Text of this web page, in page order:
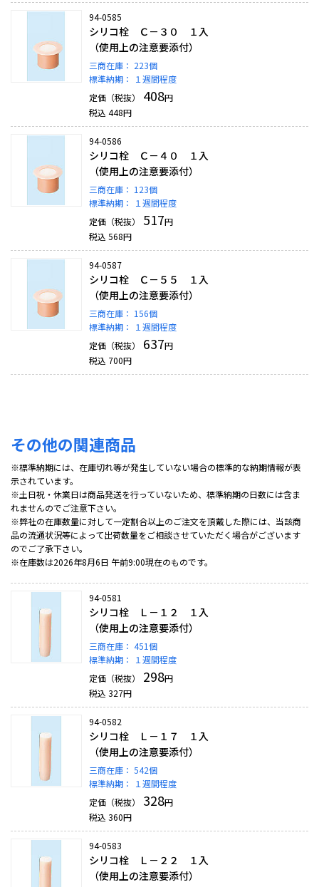
94-0585
シリコ栓 Ｃ－３０ １入
（使用上の注意要添付）
三商在庫： 223個
標準納期：
１週間程度
定価（税抜）
408円
税込 448円
94-0586
シリコ栓 Ｃ－４０ １入
（使用上の注意要添付）
三商在庫： 123個
標準納期：
１週間程度
定価（税抜）
517円
税込 568円
94-0587
シリコ栓 Ｃ－５５ １入
（使用上の注意要添付）
三商在庫： 156個
標準納期：
１週間程度
定価（税抜）
637円
税込 700円
その他の関連商品
※標準納期には、在庫切れ等が発生していない場合の標準的な納期情報が表
示されています。
※土日祝・休業日は商品発送を行っていないため、標準納期の日数には含ま
れませんのでご注意下さい。
※弊社の在庫数量に対して一定割合以上のご注文を頂戴した際には、当該商
品の流通状況等によって出荷数量をご相談させていただく場合がございます
のでご了承下さい。
※在庫数は2026年8月6日 午前9:00現在のものです。
94-0581
シリコ栓 Ｌ－１２ １入
（使用上の注意要添付）
三商在庫： 451個
標準納期：
１週間程度
定価（税抜）
298円
税込 327円
94-0582
シリコ栓 Ｌ－１７ １入
（使用上の注意要添付）
三商在庫： 542個
標準納期：
１週間程度
定価（税抜）
328円
税込 360円
94-0583
シリコ栓 Ｌ－２２ １入
（使用上の注意要添付）